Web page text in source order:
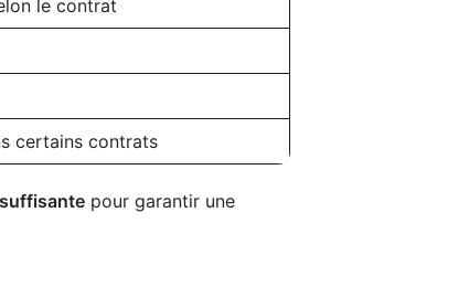
le contrat
certains contrats
pour garantir une